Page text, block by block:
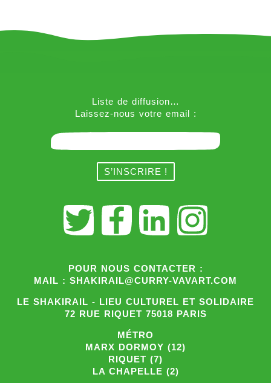
Liste de diffusion…
Laissez-nous votre email :
POUR NOUS CONTACTER :
MAIL : SHAKIRAIL@CURRY-VAVART.COM
LE SHAKIRAIL - LIEU CULTUREL ET SOLIDAIRE
72 RUE RIQUET 75018 PARIS
MÉTRO
MARX DORMOY (12)
RIQUET (7)
LA CHAPELLE (2)